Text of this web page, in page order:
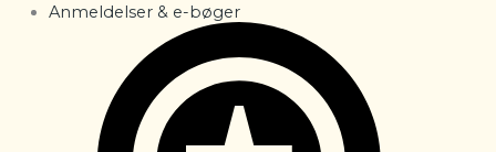
Anmeldelser & e-bøger